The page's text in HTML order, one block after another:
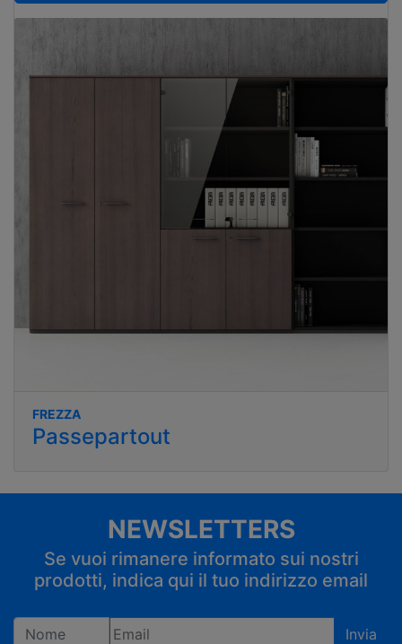
FREZZA
Passepartout
NEWSLETTERS
Se vuoi rimanere informato sui nostri
prodotti, indica qui il tuo indirizzo email
Invia